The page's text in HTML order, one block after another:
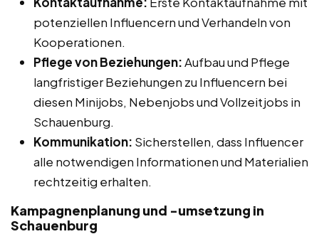
potenziellen Influencern und Verhandeln von
Kooperationen.
Pflege von Beziehungen:Aufbau und Pflege
langfristiger Beziehungen zu Influencern bei
diesen Minijobs, Nebenjobs und Vollzeitjobs in
Schauenburg.
Kommunikation: Sicherstellen, dass Influencer
alle notwendigen Informationen und Materialien
rechtzeitig erhalten.
Kampagnenplanung und -umsetzung in
Schauenburg